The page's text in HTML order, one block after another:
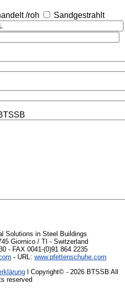
/roh
Sandgestrahlt
Solutions in Steel Buildings
Giornico / TI - Switzerland
- FAX 0041-(0)91 864 2235
- URL: www.pfettenschuhe.com
l Copyright© - 2026 BTSSB All
reserved